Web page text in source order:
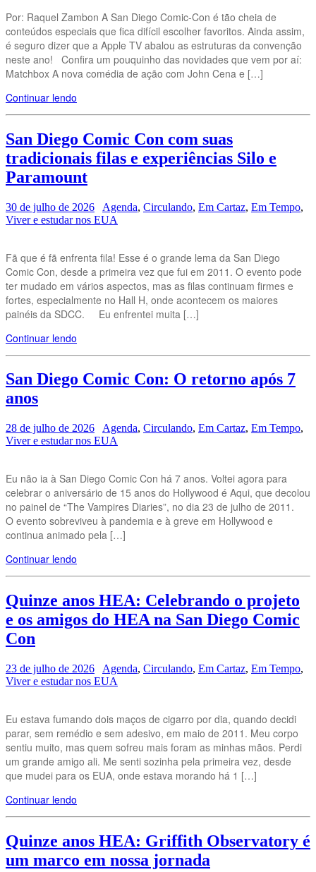
Por: Raquel Zambon A San Diego Comic-Con é tão cheia de
conteúdos especiais que fica difícil escolher favoritos. Ainda assim,
é seguro dizer que a Apple TV abalou as estruturas da convenção
neste ano! Confira um pouquinho das novidades que vem por aí:
Matchbox A nova comédia de ação com John Cena e […]
Continuar lendo
San Diego Comic Con com suas
tradicionais filas e experiências Silo e
Paramount
30 de julho de 2026 Agenda, Circulando, Em Cartaz, Em Tempo,
Viver e estudar nos EUA
Fã que é fã enfrenta fila! Esse é o grande lema da San Diego
Comic Con, desde a primeira vez que fui em 2011. O evento pode
ter mudado em vários aspectos, mas as filas continuam firmes e
fortes, especialmente no Hall H, onde acontecem os maiores
painéis da SDCC. Eu enfrentei muita […]
Continuar lendo
San Diego Comic Con: O retorno após 7
anos
28 de julho de 2026 Agenda, Circulando, Em Cartaz, Em Tempo,
Viver e estudar nos EUA
Eu não ia à San Diego Comic Con há 7 anos. Voltei agora para
celebrar o aniversário de 15 anos do Hollywood é Aqui, que decolou
no painel de “The Vampires Diaries”, no dia 23 de julho de 2011.
O evento sobreviveu à pandemia e à greve em Hollywood e
continua animado pela […]
Continuar lendo
Quinze anos HEA: Celebrando o projeto
e os amigos do HEA na San Diego Comic
Con
23 de julho de 2026 Agenda, Circulando, Em Cartaz, Em Tempo,
Viver e estudar nos EUA
Eu estava fumando dois maços de cigarro por dia, quando decidi
parar, sem remédio e sem adesivo, em maio de 2011. Meu corpo
sentiu muito, mas quem sofreu mais foram as minhas mãos. Perdi
um grande amigo ali. Me senti sozinha pela primeira vez, desde
que mudei para os EUA, onde estava morando há 1 […]
Continuar lendo
Quinze anos HEA: Griffith Observatory é
um marco em nossa jornada